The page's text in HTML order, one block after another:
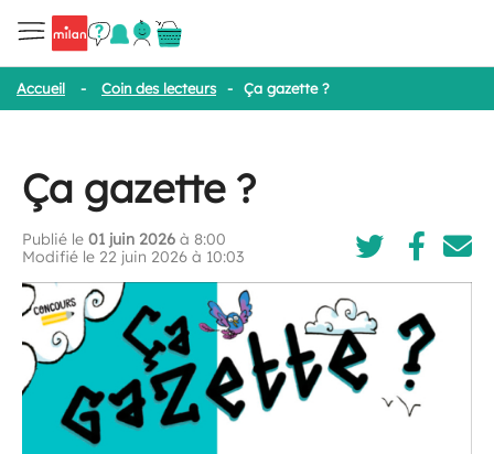
Accueil - Coin des lecteurs - Ça gazette ?
Ça gazette ?
Publié le 01 juin 2026 à 8:00
Modifié le 22 juin 2026 à 10:03